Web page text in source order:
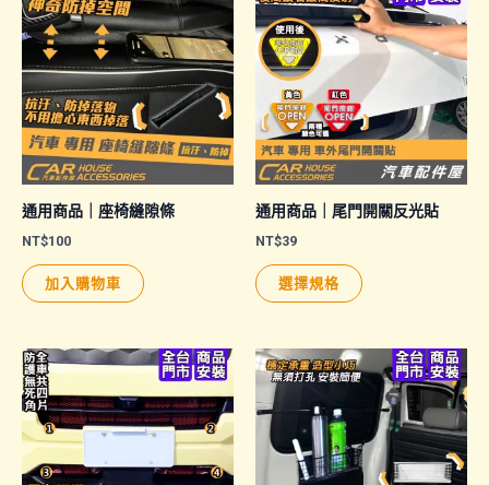
通用商品｜座椅縫隙條
NT$100
加入購物車
通用商品｜尾門開關反光貼
NT$39
選擇規格
有
款
式。